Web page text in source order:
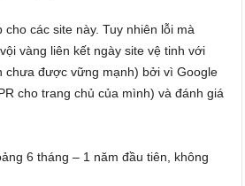
các site này. Tuy nhiên lỗi mà
vàng liên kết ngày site vệ tinh với
chưa được vững mạnh) bởi vì Google
cho trang chủ của mình) và đánh giá
6 tháng – 1 năm đầu tiên, không